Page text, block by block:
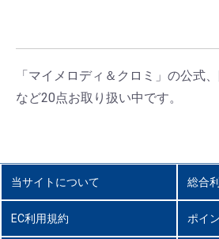
「マイメロディ＆クロミ」の公式
など20点お取り扱い中です。
当サイトについて 総合
EC利用規約 ポイ